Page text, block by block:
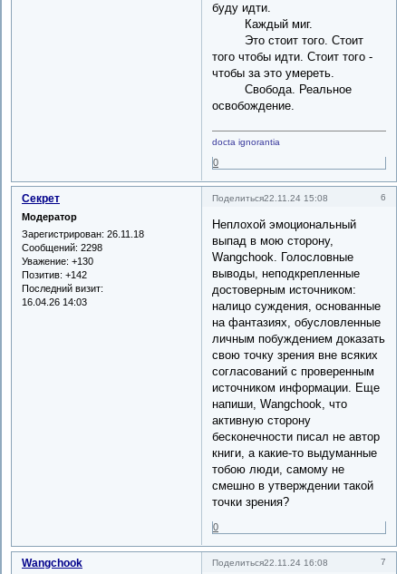
буду идти.
Каждый миг.
Это стоит того. Стоит
того чтобы идти. Стоит того -
чтобы за это умереть.
Свобода. Реальное
освобождение.
docta ignorantia
0
Поделиться 6
22.11.24 15:08
Секрет
Модератор
Зарегистрирован: 26.11.18
Сообщений: 2298
Уважение: +130
Позитив: +142
Последний визит:
16.04.26 14:03
Неплохой эмоциональный
выпад в мою сторону,
Wangchook. Голословные
выводы, неподкрепленные
достоверным источником:
налицо суждения, основанные
на фантазиях, обусловленные
личным побуждением доказать
свою точку зрения вне всяких
согласований с проверенным
источником информации. Еще
напиши, Wangchook, что
активную сторону
бесконечности писал не автор
книги, а какие-то выдуманные
тобою люди, самому не
смешно в утверждении такой
точки зрения?
0
Поделиться 7
22.11.24 16:08
Wangchook